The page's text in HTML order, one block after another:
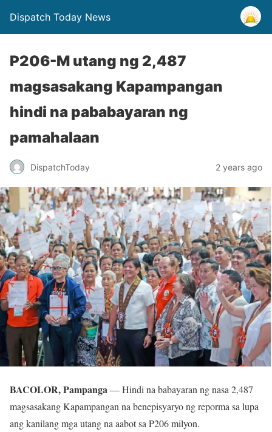
Dispatch Today News
P206-M utang ng 2,487
magsasakang Kapampangan
hindi na pababayaran ng
pamahalaan
DispatchToday 2 years ago
BACOLOR, Pampanga— Hindi na babayaran ng nasa 2,487
magsasakang Kapampangan na benepisyaryo ng reporma sa lupa
ang kanilang mga utang na aabot sa P206 milyon.